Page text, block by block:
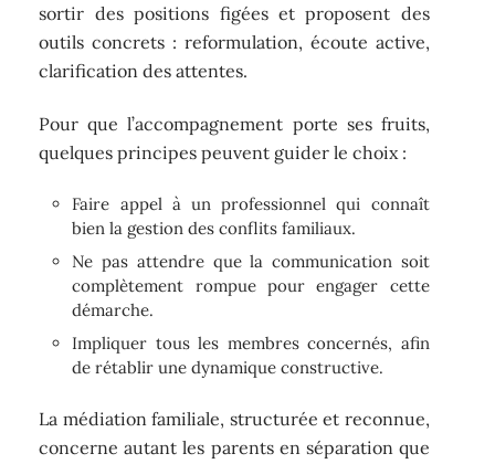
sortir des positions figées et proposent des
outils concrets : reformulation, écoute active,
clarification des attentes.
Pour que l’accompagnement porte ses fruits,
quelques principes peuvent guider le choix :
Faire appel à un professionnel qui connaît
bien la gestion des conflits familiaux.
Ne pas attendre que la communication soit
complètement rompue pour engager cette
démarche.
Impliquer tous les membres concernés, afin
de rétablir une dynamique constructive.
La médiation familiale, structurée et reconnue,
concerne autant les parents en séparation que